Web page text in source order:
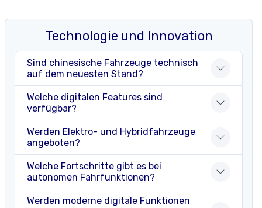
Technologie und Innovation
Sind chinesische Fahrzeuge technisch
auf dem neuesten Stand?
Welche digitalen Features sind
verfügbar?
Werden Elektro- und Hybridfahrzeuge
angeboten?
Welche Fortschritte gibt es bei
autonomen Fahrfunktionen?
Werden moderne digitale Funktionen